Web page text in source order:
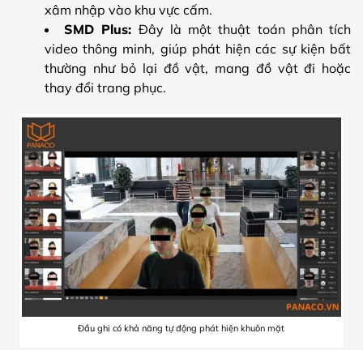
xâm nhập vào khu vực cấm.
SMD Plus: Đây là một thuật toán phân tích
video thông minh, giúp phát hiện các sự kiện bất
thường như bỏ lại đồ vật, mang đồ vật đi hoặc
thay đổi trang phục.
Đầu ghi có khả năng tự động phát hiện khuôn mặt